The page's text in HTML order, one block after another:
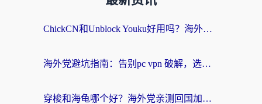
ChickCN和Unblock Youku好用吗？海外党亲测3款回国加速器，附iOS免费选择指南
海外党避坑指南：告别pc vpn 破解，选对回国加速器轻松访问国内资源
穿梭和海龟哪个好？海外党亲测回国加速器，附电脑免费VPN推荐